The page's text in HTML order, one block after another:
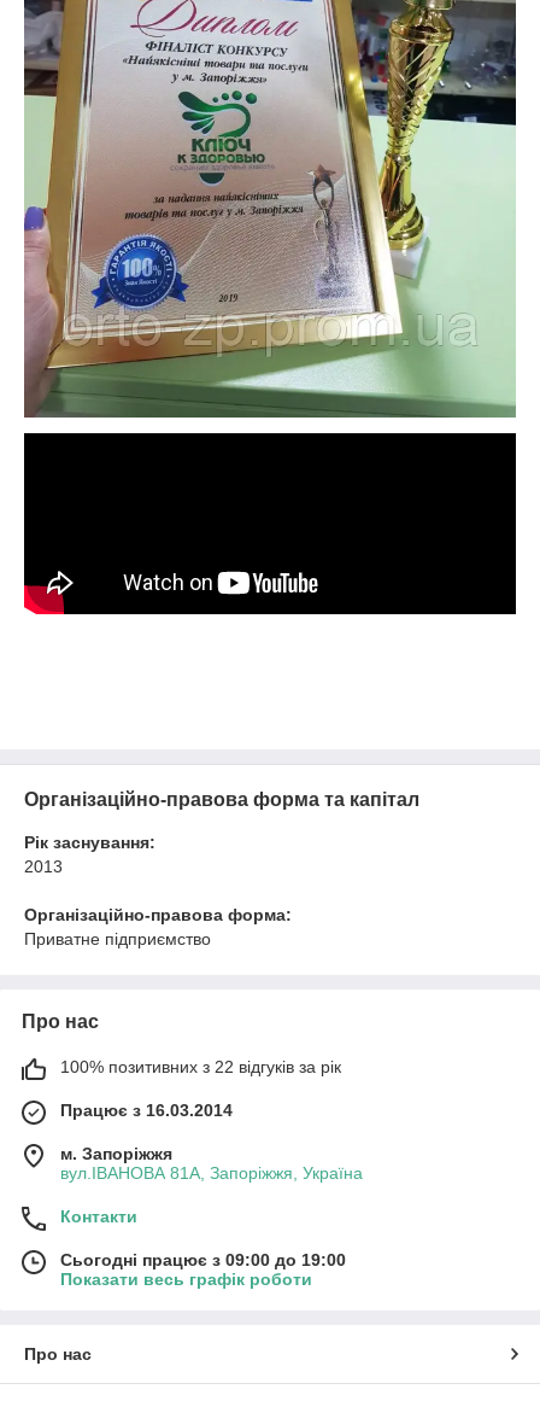
Організаційно-правова форма та капітал
Рік заснування:
2013
Організаційно-правова форма:
Приватне підприємство
Про нас
100% позитивних з 22 відгуків за рік
Працює з 16.03.2014
м. Запоріжжя
вул.ІВАНОВА 81А, Запоріжжя, Україна
Контакти
Сьогодні працює з 09:00 до 19:00
Показати весь графік роботи
Про нас